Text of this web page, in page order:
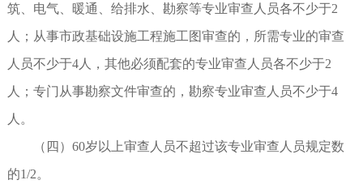
筑、电气、暖通、给排水、勘察等专业审查人员各不少于2
人；从事市政基础设施工程施工图审查的，所需专业的审查
人员不少于4人，其他必须配套的专业审查人员各不少于2
人；专门从事勘察文件审查的，勘察专业审查人员不少于4
人。
（四）60岁以上审查人员不超过该专业审查人员规定数
的1/2。